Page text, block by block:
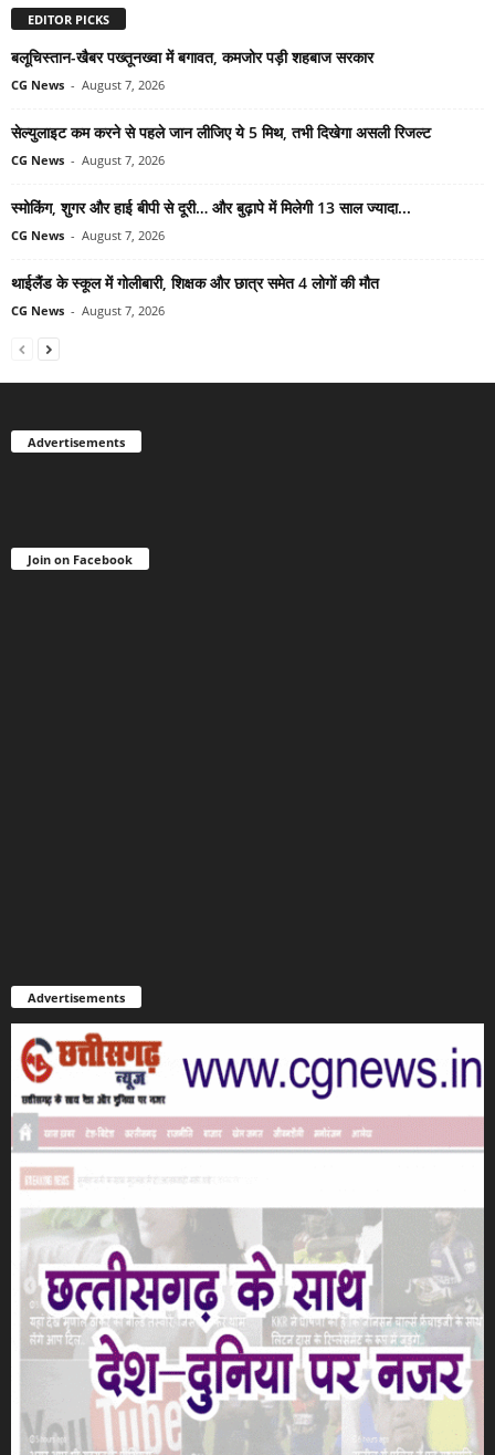
EDITOR PICKS
बलूचिस्तान-खैबर पख्तूनख्वा में बगावत, कमजोर पड़ी शहबाज सरकार
CG News - August 7, 2026
सेल्युलाइट कम करने से पहले जान लीजिए ये 5 मिथ, तभी दिखेगा असली रिजल्ट
CG News - August 7, 2026
स्मोकिंग, शुगर और हाई बीपी से दूरी… और बुढ़ापे में मिलेगी 13 साल ज्यादा...
CG News - August 7, 2026
थाईलैंड के स्कूल में गोलीबारी, शिक्षक और छात्र समेत 4 लोगों की मौत
CG News - August 7, 2026
Advertisements
Join on Facebook
Advertisements